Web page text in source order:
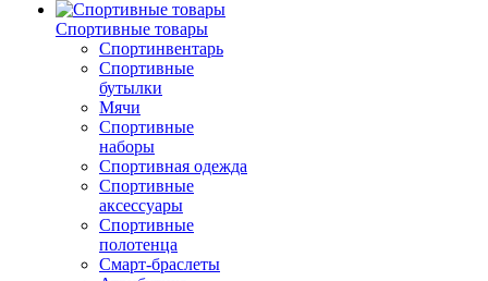
Спортивные товары
Спортинвентарь
Спортивные
бутылки
Мячи
Спортивные
наборы
Спортивная одежда
Спортивные
аксессуары
Спортивные
полотенца
Смарт-браслеты